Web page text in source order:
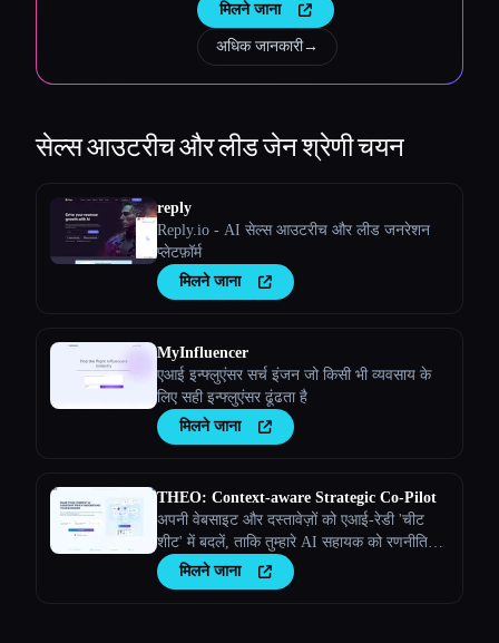
मिलने जाना
अधिक जानकारी→
सेल्स आउटरीच और लीड जेनश्रेणी चयन
reply
Reply.io - AI सेल्स आउटरीच और लीड जनरेशन
प्लेटफ़ॉर्म
मिलने जाना
MyInfluencer
एआई इन्फ्लुएंसर सर्च इंजन जो किसी भी व्यवसाय के
लिए सही इन्फ्लुएंसर ढूंढता है
मिलने जाना
THEO: Context-aware Strategic Co-Pilot
अपनी वेबसाइट और दस्तावेज़ों को एआई-रेडी 'चीट
शीट' में बदलें, ताकि तुम्हारे AI सहायक को रणनीतिक
पार्टनर बनाया जा सके
मिलने जाना